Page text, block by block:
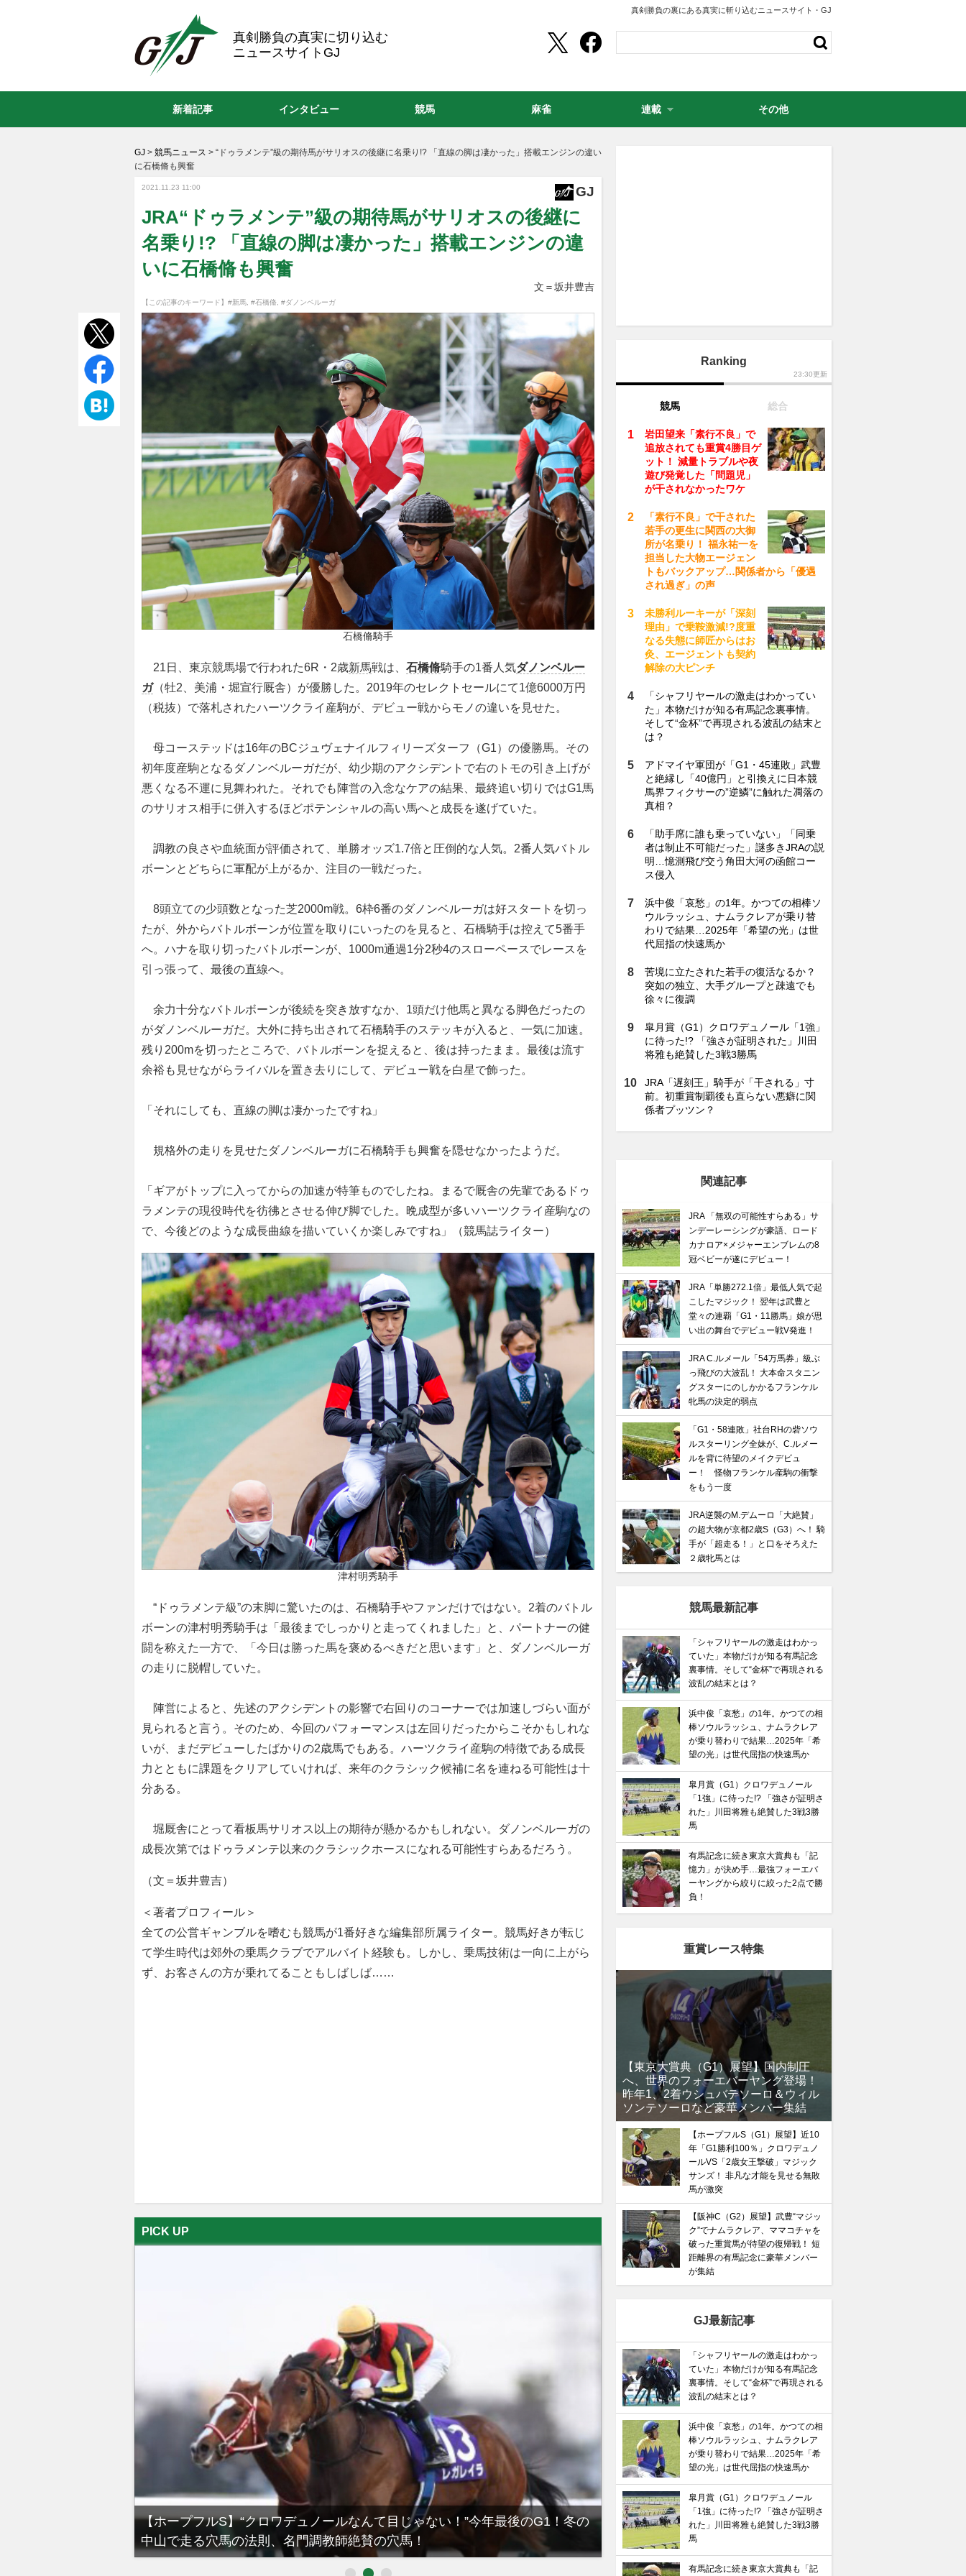
真剣勝負の裏にある真実に斬り込むニュースサイト・GJ
真剣勝負の真実に切り込む
ニュースサイトGJ
GJ > 競馬ニュース > “ドゥラメンテ”級の期待馬がサリオスの後継に名乗り!? 「直線の脚は凄かった」搭載エンジンの違い
に石橋脩も興奮
2021.11.23 11:00 GJ
JRA“ドゥラメンテ”級の期待馬がサリオスの後継に
名乗り!? 「直線の脚は凄かった」搭載エンジンの違
いに石橋脩も興奮
文＝坂井豊吉
【この記事のキーワード】 #新馬 #石橋脩 #ダノンベルーガ
石橋脩騎手
21日、東京競馬場で行われた6R・2歳新馬戦は、 石橋脩騎手の1番人気ダノンベルー
ガ（牡2、美浦・堀宣行厩舎）が優勝した。2019年のセレクトセールにて1億6000万円
（税抜）で落札されたハーツクライ産駒が、デビュー戦からモノの違いを見せた。
母コーステッドは16年のBCジュヴェナイルフィリーズターフ（G1）の優勝馬。その
初年度産駒となるダノンベルーガだが、幼少期のアクシデントで右のトモの引き上げが
悪くなる不運に見舞われた。それでも陣営の入念なケアの結果、最終追い切りではG1馬
のサリオス相手に併入するほどポテンシャルの高い馬へと成長を遂げていた。
調教の良さや血統面が評価されて、単勝オッズ1.7倍と圧倒的な人気。2番人気バトル
ボーンとどちらに軍配が上がるか、注目の一戦だった。
8頭立ての少頭数となった芝2000m戦。6枠6番のダノンベルーガは好スタートを切っ
たが、外からバトルボーンが位置を取りにいったのを見ると、石橋騎手は控えて5番手
へ。ハナを取り切ったバトルボーンが、1000m通過1分2秒4のスローペースでレースを
引っ張って、最後の直線へ。
余力十分なバトルボーンが後続を突き放すなか、1頭だけ他馬と異なる脚色だったの
がダノンベルーガだ。大外に持ち出されて石橋騎手のステッキが入ると、一気に加速。
残り200mを切ったところで、バトルボーンを捉えると、後は持ったまま。最後は流す
余裕も見せながらライバルを置き去りにして、デビュー戦を白星で飾った。
「それにしても、直線の脚は凄かったですね」
規格外の走りを見せたダノンベルーガに石橋騎手も興奮を隠せなかったようだ。
「ギアがトップに入ってからの加速が特筆ものでしたね。まるで厩舎の先輩であるドゥ
ラメンテの現役時代を彷彿とさせる伸び脚でした。晩成型が多いハーツクライ産駒なの
で、今後どのような成長曲線を描いていくか楽しみですね」（競馬誌ライター）
津村明秀騎手
“ドゥラメンテ級”の末脚に驚いたのは、石橋騎手やファンだけではない。2着のバトル
ボーンの津村明秀騎手は「最後までしっかりと走ってくれました」と、パートナーの健
闘を称えた一方で、「今日は勝った馬を褒めるべきだと思います」と、ダノンベルーガ
の走りに脱帽していた。
陣営によると、先述のアクシデントの影響で右回りのコーナーでは加速しづらい面が
見られると言う。そのため、今回のパフォーマンスは左回りだったからこそかもしれな
いが、まだデビューしたばかりの2歳馬でもある。ハーツクライ産駒の特徴である成長
力とともに課題をクリアしていければ、来年のクラシック候補に名を連ねる可能性は十
分ある。
堀厩舎にとって看板馬サリオス以上の期待が懸かるかもしれない。ダノンベルーガの
成長次第ではドゥラメンテ以来のクラシックホースになれる可能性すらあるだろう。
（文＝坂井豊吉）
＜著者プロフィール＞
全ての公営ギャンブルを嗜むも競馬が1番好きな編集部所属ライター。競馬好きが転じ
て学生時代は郊外の乗馬クラブでアルバイト経験も。しかし、乗馬技術は一向に上がら
ず、お客さんの方が乗れてることもしばしば……
PICK UP
【ホープフルS】“クロワデュノールなんて目じゃない！”今年最後のG1！冬の
中山で走る穴馬の法則、名門調教師絶賛の穴馬！
【有馬記念】武豊×ドウデュースを逆転できる候補3頭！と絶
るべき“隠れ穴馬！”
Ranking
23:30更新
競馬 総合
岩田望来「素行不良」で
追放されても重賞4勝目ゲ
ット！ 減量トラブルや夜
遊び発覚した「問題児」
が干されなかったワケ
「素行不良」で干された
若手の更生に関西の大御
所が名乗り！ 福永祐一を
担当した大物エージェン
トもバックアップ…関係者から「優遇
され過ぎ」の声
未勝利ルーキーが「深刻
理由」で乗鞍激減!?度重
なる失態に師匠からはお
灸、エージェントも契約
解除の大ピンチ
「シャフリヤールの激走はわかってい
た」本物だけが知る有馬記念裏事情。
そして“金杯”で再現される波乱の結末と
は？
アドマイヤ軍団が「G1・45連敗」武豊
と絶縁し「40億円」と引換えに日本競
馬界フィクサーの”逆鱗”に触れた凋落の
真相？
「助手席に誰も乗っていない」「同乗
者は制止不可能だった」謎多きJRAの説
明…憶測飛び交う角田大河の函館コー
ス侵入
浜中俊「哀愁」の1年。かつての相棒ソ
ウルラッシュ、ナムラクレアが乗り替
わりで結果…2025年「希望の光」は世
代屈指の快速馬か
苦境に立たされた若手の復活なるか？
突如の独立、大手グループと疎遠でも
徐々に復調
皐月賞（G1）クロワデュノール「1強」
に待った!? 「強さが証明された」川田
将雅も絶賛した3戦3勝馬
JRA「遅刻王」騎手が「干される」寸
前。初重賞制覇後も直らない悪癖に関
係者プッツン？
関連記事
JRA 「無双の可能性すらある」サ
ンデーレーシングが豪語、ロード
カナロア×メジャーエンブレムの8
冠ベビーが遂にデビュー！
JRA「単勝272.1倍」最低人気で起
こしたマジック！ 翌年は武豊と
堂々の連覇「G1・11勝馬」娘が思
い出の舞台でデビュー戦V発進！
JRA C.ルメール「54万馬券」級ぶ
っ飛びの大波乱！ 大本命スタニン
グスターにのしかかるフランケル
牝馬の決定的弱点
「G1・58連敗」社台RHの砦ソウ
ルスターリング全妹が、C.ルメー
ルを背に待望のメイクデビュ
ー！ 怪物フランケル産駒の衝撃
をもう一度
JRA逆襲のM.デムーロ「大絶賛」
の超大物が京都2歳S（G3）へ！ 騎
手が「超走る！」と口をそろえた
２歳牝馬とは
競馬最新記事
「シャフリヤールの激走はわかっ
ていた」本物だけが知る有馬記念
裏事情。そして“金杯”で再現される
波乱の結末とは？
浜中俊「哀愁」の1年。かつての相
棒ソウルラッシュ、ナムラクレア
が乗り替わりで結果…2025年「希
望の光」は世代屈指の快速馬か
皐月賞（G1）クロワデュノール
「1強」に待った!? 「強さが証明さ
れた」川田将雅も絶賛した3戦3勝
馬
有馬記念に続き東京大賞典も「記
憶力」が決め手…最強フォーエバ
ーヤングから絞りに絞った2点で勝
負！
重賞レース特集
【東京大賞典（G1）展望】国内制圧
へ、世界のフォーエバーヤング登場！
昨年1、2着ウシュバテソーロ＆ウィル
ソンテソーロなど豪華メンバー集結
【ホープフルS（G1）展望】近10
年「G1勝利100％」クロワデュノ
ールVS「2歳女王撃破」マジック
サンズ！ 非凡な才能を見せる無敗
馬が激突
【阪神C（G2）展望】武豊“マジッ
ク”でナムラクレア、ママコチャを
破った重賞馬が待望の復帰戦！ 短
距離界の有馬記念に豪華メンバー
が集結
GJ最新記事
「シャフリヤールの激走はわかっ
ていた」本物だけが知る有馬記念
裏事情。そして“金杯”で再現される
波乱の結末とは？
浜中俊「哀愁」の1年。かつての相
棒ソウルラッシュ、ナムラクレア
が乗り替わりで結果…2025年「希
望の光」は世代屈指の快速馬か
皐月賞（G1）クロワデュノール
「1強」に待った!? 「強さが証明さ
れた」川田将雅も絶賛した3戦3勝
馬
有馬記念に続き東京大賞典も「記
新着記事 インタビュー 競馬 麻雀 連載 その他